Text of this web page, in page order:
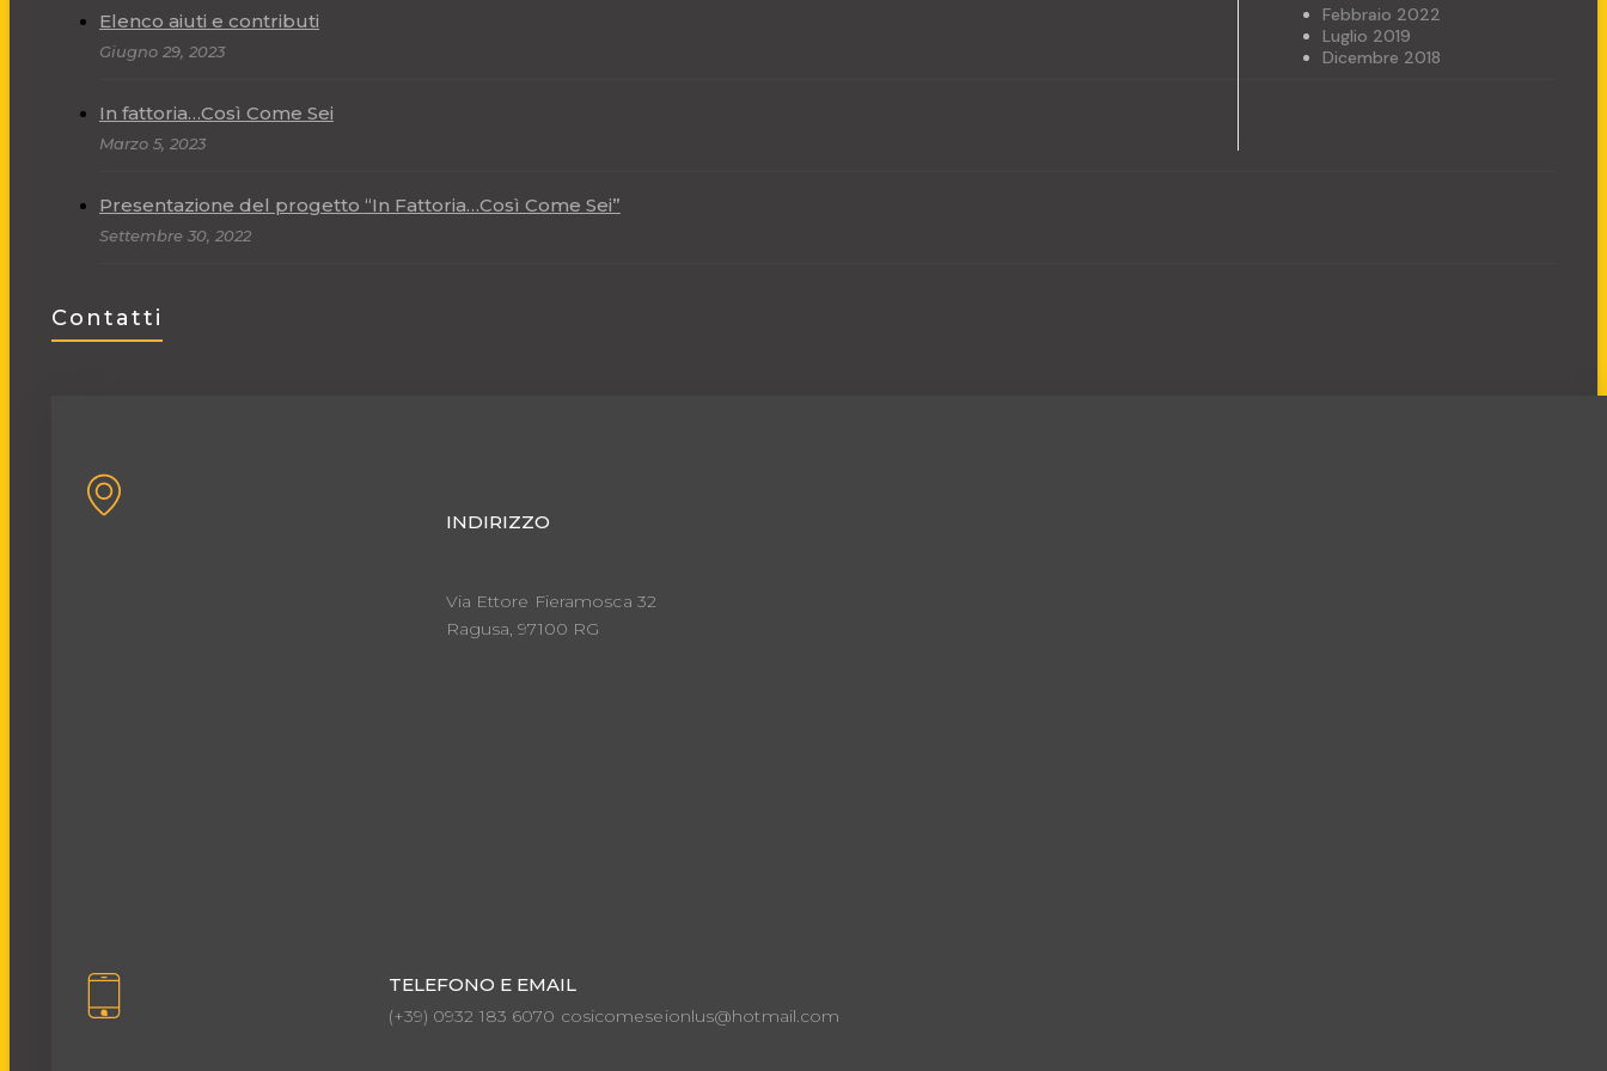
Febbraio 2022
Luglio 2019
Dicembre 2018
Elenco aiuti e contributi
Giugno 29, 2023
In fattoria…Così Come Sei
Marzo 5, 2023
Presentazione del progetto “In Fattoria…Così Come Sei”
Settembre 30, 2022
Contatti
INDIRIZZO
Via Ettore Fieramosca 32
Ragusa, 97100 RG
TELEFONO E EMAIL
(+39) 0932 183 6070 cosicomeseionlus@hotmail.com